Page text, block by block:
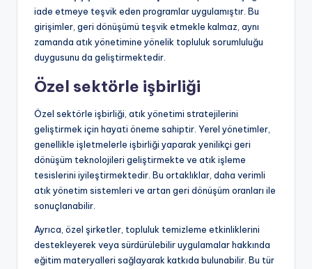
iade etmeye teşvik eden programlar uygulamıştır. Bu
girişimler, geri dönüşümü teşvik etmekle kalmaz, aynı
zamanda atık yönetimine yönelik topluluk sorumluluğu
duygusunu da geliştirmektedir.
Özel sektörle işbirliği
Özel sektörle işbirliği, atık yönetimi stratejilerini
geliştirmek için hayati öneme sahiptir. Yerel yönetimler,
genellikle işletmelerle işbirliği yaparak yenilikçi geri
dönüşüm teknolojileri geliştirmekte ve atık işleme
tesislerini iyileştirmektedir. Bu ortaklıklar, daha verimli
atık yönetim sistemleri ve artan geri dönüşüm oranları ile
sonuçlanabilir.
Ayrıca, özel şirketler, topluluk temizleme etkinliklerini
destekleyerek veya sürdürülebilir uygulamalar hakkında
eğitim materyalleri sağlayarak katkıda bulunabilir. Bu tür